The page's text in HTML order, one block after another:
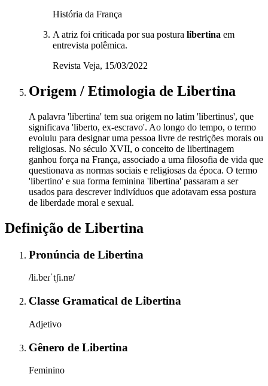
História da França
A atriz foi criticada por sua postura libertina em
entrevista polêmica.
Revista Veja, 15/03/2022
Origem / Etimologia de Libertina
A palavra 'libertina' tem sua origem no latim 'libertinus', que
significava 'liberto, ex-escravo'. Ao longo do tempo, o termo
evoluiu para designar uma pessoa livre de restrições morais ou
religiosas. No século XVII, o conceito de libertinagem
ganhou força na França, associado a uma filosofia de vida que
questionava as normas sociais e religiosas da época. O termo
'libertino' e sua forma feminina 'libertina' passaram a ser
usados para descrever indivíduos que adotavam essa postura
de liberdade moral e sexual.
Definição de Libertina
Pronúncia de Libertina
/li.beɾˈtʃi.nɐ/
Classe Gramatical de Libertina
Adjetivo
Gênero de Libertina
Feminino